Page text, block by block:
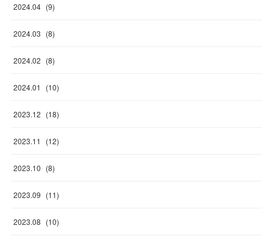
2024.04 (9)
2024.03 (8)
2024.02 (8)
2024.01 (10)
2023.12 (18)
2023.11 (12)
2023.10 (8)
2023.09 (11)
2023.08 (10)